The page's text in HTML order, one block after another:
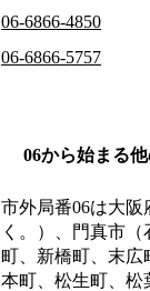
06-6866-4850
06-6866-5757
06から始まる
市外局番06は大阪
く。）、門真市
町、新橋町、末広
本町、松生町、松